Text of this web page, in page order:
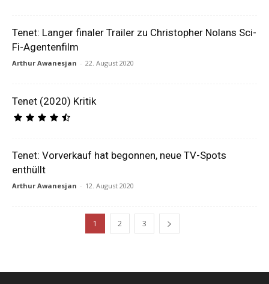
Tenet: Langer finaler Trailer zu Christopher Nolans Sci-
Fi-Agentenfilm
Arthur Awanesjan - 22. August 2020
Tenet (2020) Kritik
Tenet: Vorverkauf hat begonnen, neue TV-Spots
enthüllt
Arthur Awanesjan - 12. August 2020
1 2 3